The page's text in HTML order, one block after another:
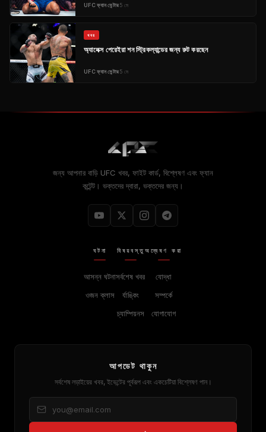
UFCফ্যান সেন্টার5 মে
খবর
অ্যালেক্স পেরেইরা শন স্ট্রিকল্যান্ডের জন্য রুট করছেন
UFCফ্যান সেন্টার5 মে
জন্য আপনার বাড়ি UFC খবর, ফাইট কার্ড, বিশ্লেষণ এবং ফ্যান
কন্টেন্ট। ভক্তদের দ্বারা, ভক্তদের জন্য।
ঘটনা
আসন্ন ঘটনা
ওজন ক্লাস
বিষয়বস্তু
সর্বশেষ খবর
র্যাঙ্কিং
চ্যাম্পিয়নস
অন্বেষণ করা
যোদ্ধা
সম্পর্কে
যোগাযোগ
আপডেট থাকুন
সর্বশেষ লড়াইয়ের খবর, ইভেন্টের পূর্বরূপ এবং একচেটিয়া বিশ্লেষণ পান।